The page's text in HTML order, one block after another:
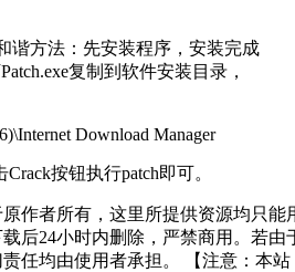
谐方法：先安装程序，安装完成
复制到软件安装目录，
Download Manager
Crack按钮执行patch即可。
作者所有，这里所提供资源均只能
后24小时内删除，严禁商用。若由
任均由使用者承担。 【注意：本站